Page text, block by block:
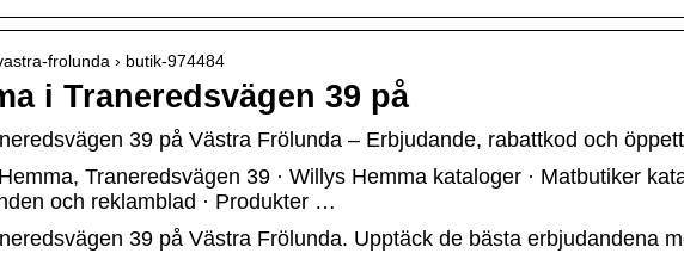
frolunda › butik-974484
i Traneredsvägen 39 på
39 på Västra Frölunda – Erbjudande, rabattkod och
Traneredsvägen 39 · Willys Hemma kataloger · Matbutiker
och reklamblad · Produkter …
39 på Västra Frölunda. Upptäck de bästa erbjudandena